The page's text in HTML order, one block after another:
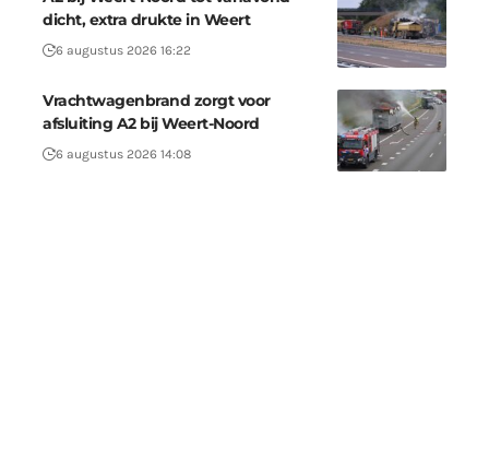
dicht, extra drukte in Weert
6 augustus 2026 16:22
Vrachtwagenbrand zorgt voor
afsluiting A2 bij Weert-Noord
6 augustus 2026 14:08